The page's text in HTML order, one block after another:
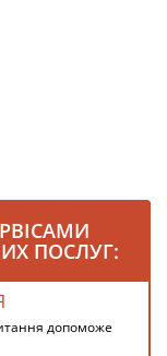
ПОСЛУГ:
допоможе